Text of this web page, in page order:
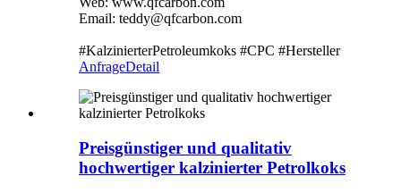
Email: teddy@qfcarbon.com
#KalzinierterPetroleumkoks #CPC #Hersteller
AnfrageDetail
Preisgünstiger und qualitativ
hochwertiger kalzinierter Petrolkoks